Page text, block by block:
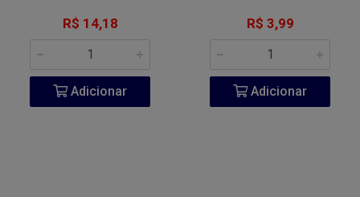
R$ 14,18
Adicionar
R$ 3,99
Adicionar